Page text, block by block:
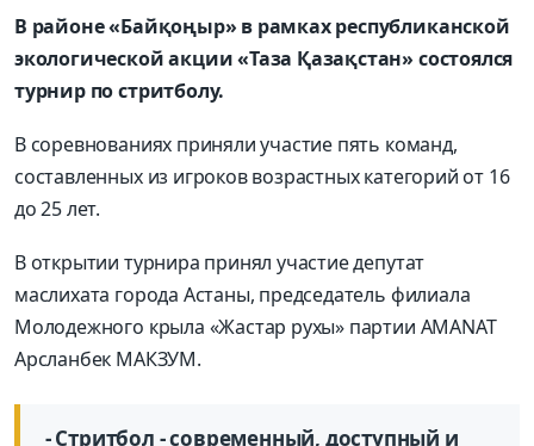
В районе «Байқоңыр» в рамках республиканской
экологической акции «Таза Қазақстан» состоялся
турнир по стритболу.
В соревнованиях приняли участие пять команд,
составленных из игроков возрастных категорий от 16
до 25 лет.
В открытии турнира принял участие депутат
маслихата города Астаны, председатель филиала
Молодежного крыла «Жастар рухы» партии AMANAT
Арсланбек МАКЗУМ.
- Стритбол - современный, доступный и